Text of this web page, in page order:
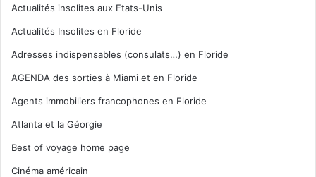
Actualités insolites aux Etats-Unis
Actualités Insolites en Floride
Adresses indispensables (consulats…) en Floride
AGENDA des sorties à Miami et en Floride
Agents immobiliers francophones en Floride
Atlanta et la Géorgie
Best of voyage home page
Cinéma américain